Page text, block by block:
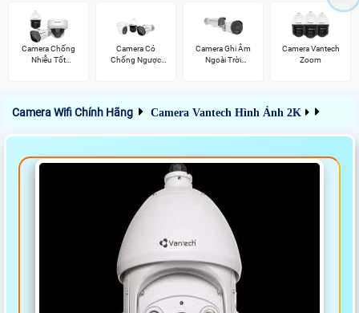
Camera Chống
Nhiễu Tốt
Camera Có
Chống Ngược
Camera Ghi Âm
Ngoài Trời
Camera Vantech
Zoom
Camera Wifi Chính Hãng Camera Vantech Hình Ảnh 2K